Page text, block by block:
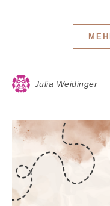
Julia Weidinger